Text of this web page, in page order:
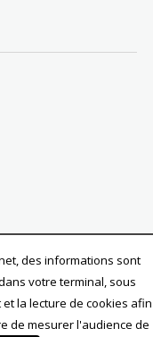
des informations sont
votre terminal, sous
la lecture de cookies afin
de mesurer l'audience de